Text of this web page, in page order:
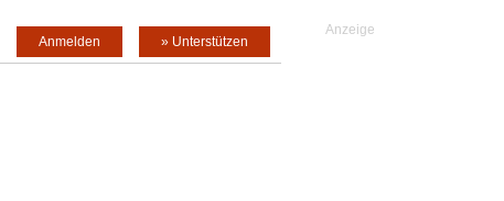
» Unterstützen
Anmelden